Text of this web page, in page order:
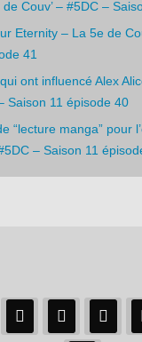
Couv’ – #5DC –
Eternity – La 5e de
41
ont influencé Alex
Saison 11 épisode 40
“lecture manga” pour
– Saison 11